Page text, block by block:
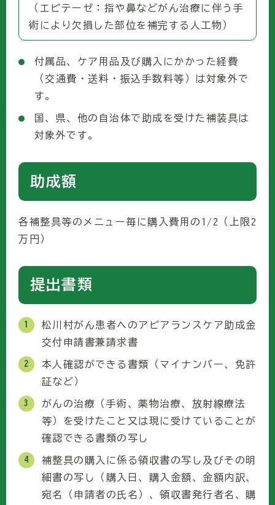
（エピテーゼ：指や鼻などがん治療に伴う手
術により欠損した部位を補完する人工物）
付属品、ケア用品及び購入にかかった経費
（交通費・送料・振込手数料等）は対象外で
す。
国、県、他の自治体で助成を受けた補装具は
対象外です。
助成額
各補整具等のメニュー毎に購入費用の1/2（上限2
万円）
提出書類
松川村がん患者へのアピアランスケア助成金
交付申請書兼請求書
本人確認ができる書類（マイナンバー、免許
証など）
がんの治療（手術、薬物治療、放射線療法
等）を受けたこと又は現に受けていることが
確認できる書類の写し
補整具の購入に係る領収書の写し及びその明
細書の写し（購入日、購入金額、金額内訳、
宛名（申請者の氏名）、領収書発行者名、購